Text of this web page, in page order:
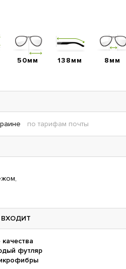
50мм 138мм 8мм
по тарифам почты
футляр